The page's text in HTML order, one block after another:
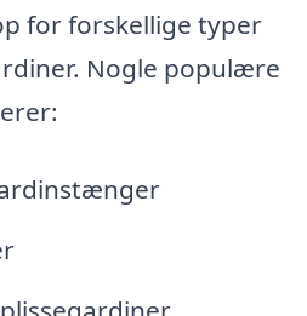
for forskellige typer
Nogle populære